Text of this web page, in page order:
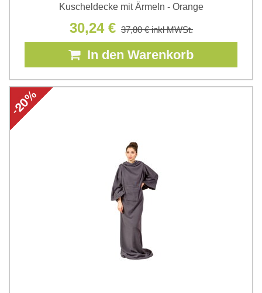
Kuscheldecke mit Ärmeln - Orange
30,24 € 37,80 €inkl MWSt.
In den Warenkorb